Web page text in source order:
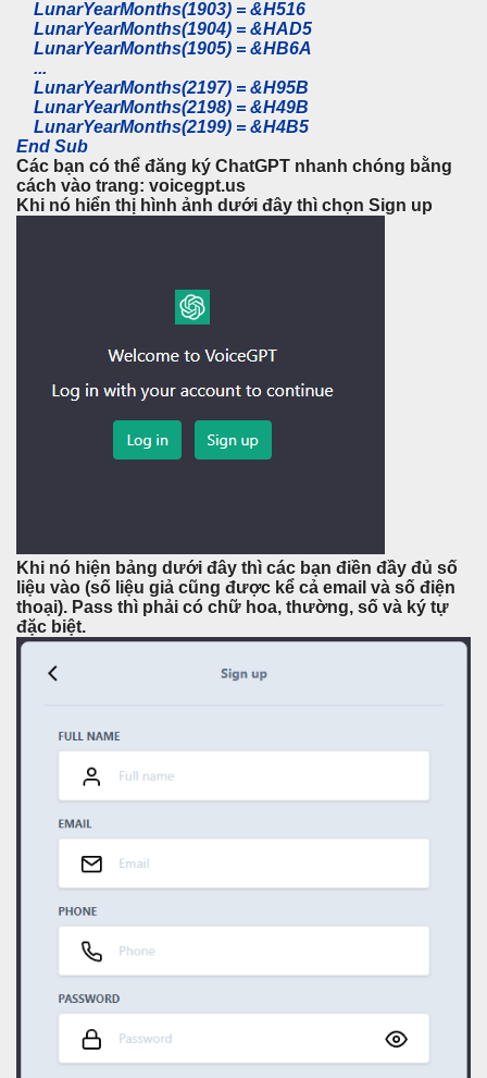
LunarYearMonths(1903) = &H516
LunarYearMonths(1904) = &HAD5
LunarYearMonths(1905) = &HB6A
...
LunarYearMonths(2197) = &H95B
LunarYearMonths(2198) = &H49B
LunarYearMonths(2199) = &H4B5
End Sub
Các bạn có thể đăng ký ChatGPT nhanh chóng bằng
cách vào trang: voicegpt.us
Khi nó hiển thị hình ảnh dưới đây thì chọn Sign up
Khi nó hiện bảng dưới đây thì các bạn điền đầy đủ số
liệu vào (số liệu giả cũng được kể cả email và số điện
thoại). Pass thì phải có chữ hoa, thường, số và ký tự
đặc biệt.